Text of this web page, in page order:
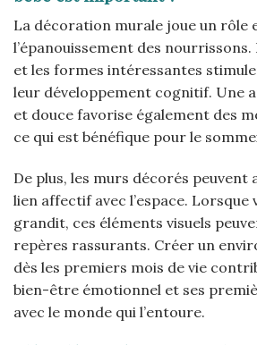
La décoration murale joue un rôle
l’épanouissement des nourrissons.
et les formes intéressantes
leur développement cognitif. Une
et douce favorise également des
ce qui est bénéfique pour le
De plus, les murs décorés peuvent
lien affectif avec l’espace.
grandit, ces éléments visuels
repères rassurants. Créer un
dès les premiers mois de vie
bien-être émotionnel et ses
avec le monde qui l’entoure.